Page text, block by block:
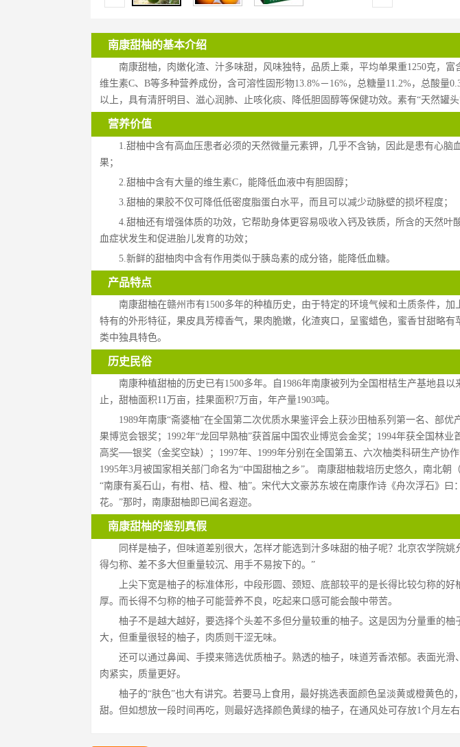
南康甜柚的基本介绍
南康甜柚，肉嫩化渣、汁多味甜，风味独特，品质上乘，平均单果重1250克，富
维生素C、B等多种营养成份，含可溶性固形物13.8%－16%，总糖量11.2%，总酸量
以上，具有清肝明目、滋心润肺、止咳化痰、降低胆固醇等保健功效。素有“天然罐头
营养价值
1.甜柚中含有高血压患者必须的天然微量元素钾，几乎不含钠，因此是患有心脑
果；
2.甜柚中含有大量的维生素C，能降低血液中有胆固醇；
3.甜柚的果胶不仅可降低低密度脂蛋白水平，而且可以减少动脉壁的损坏程度；
4.甜柚还有增强体质的功效，它帮助身体更容易吸收入钙及铁质，所含的天然叶
血症状发生和促进胎儿发育的功效；
5.新鲜的甜柚肉中含有作用类似于胰岛素的成分铬，能降低血糖。
产品特点
南康甜柚在赣州市有1500多年的种植历史，由于特定的环境气候和土质条件，
特有的外形特征，果皮具芳樟香气，果肉脆嫩，化渣爽口，呈蜜蜡色，蜜香甘甜略有
类中独具特色。
历史民俗
南康种植甜柚的历史已有1500多年。自1986年南康被列为全国柑桔生产基地县
止，甜柚面积11万亩，挂果面积7万亩，年产量1903吨。
1989年南康“斋婆柚”在全国第二次优质水果鉴评会上获沙田柚系列第一名、部优
果博览会银奖；1992年“龙回早熟柚”获首届中国农业博览会金奖；1994年获全国林
高奖──银奖（金奖空缺）；1997年、1999年分别在全国第五、六次柚类科研生产协
1995年3月被国家相关部门命名为“中国甜柚之乡”。 南康甜柚栽培历史悠久，南北朝
“南康有奚石山，有柑、桔、橙、柚”。宋代大文豪苏东坡在南康作诗《舟次浮石》曰
花。”那时，南康甜柚即已闻名遐迩。
南康甜柚的鉴别真假
同样是柚子，但味道差别很大，怎样才能选到汁多味甜的柚子呢？北京农学院
得匀称、差不多大但重量较沉、用手不易按下的。”
上尖下宽是柚子的标准体形，中段形圆、颈短、底部较平的是长得比较匀称的
厚。而长得不匀称的柚子可能营养不良，吃起来口感可能会酸中带苦。
柚子不是越大越好，要选择个头差不多但分量较重的柚子。这是因为分量重的柚
大，但重量很轻的柚子，肉质则干涩无味。
还可以通过鼻闻、手摸来筛选优质柚子。熟透的柚子，味道芳香浓郁。表面光滑
肉紧实，质量更好。
柚子的“肤色”也大有讲究。若要马上食用，最好挑选表面颜色呈淡黄或橙黄色的
甜。但如想放一段时间再吃，则最好选择颜色黄绿的柚子，在通风处可存放1个月左右